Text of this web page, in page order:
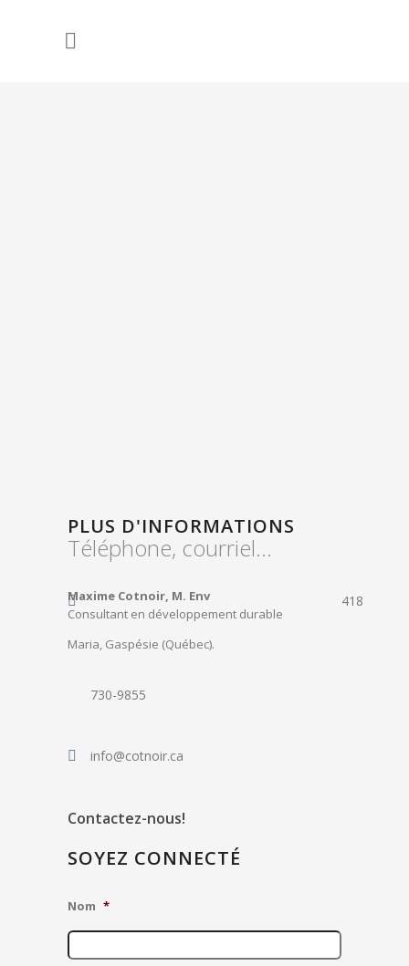
PLUS D'INFORMATIONS
Téléphone, courriel...
Maxime Cotnoir, M. Env
Consultant en développement durable
Maria, Gaspésie (Québec).
418
730-9855
info@cotnoir.ca
Contactez-nous!
SOYEZ CONNECTÉ
Nom *